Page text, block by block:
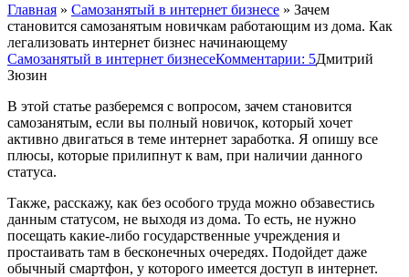
Главная » Самозанятый в интернет бизнесе » Зачем
становится самозанятым новичкам работающим из дома. Как
легализовать интернет бизнес начинающему
Самозанятый в интернет бизнесеКомментарии: 5Дмитрий
Зюзин
В этой статье разберемся с вопросом, зачем становится
самозанятым, если вы полный новичок, который хочет
активно двигаться в теме интернет заработка. Я опишу все
плюсы, которые прилипнут к вам, при наличии данного
статуса.
Также, расскажу, как без особого труда можно обзавестись
данным статусом, не выходя из дома. То есть, не нужно
посещать какие-либо государственные учреждения и
простаивать там в бесконечных очередях. Подойдет даже
обычный смартфон, у которого имеется доступ в интернет.